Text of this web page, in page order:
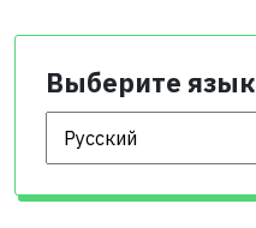
Выберите язык
Выберите язык